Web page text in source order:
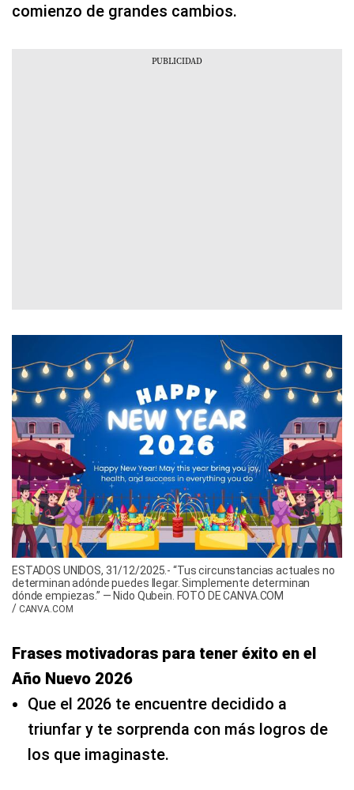
comienzo de grandes cambios.
ESTADOS UNIDOS, 31/12/2025.- “Tus circunstancias actuales no
determinan adónde puedes llegar. Simplemente determinan
dónde empiezas.” — Nido Qubein. FOTO DE CANVA.COM
/ CANVA.COM
Frases motivadoras para tener éxito en el
Año Nuevo 2026
Que el 2026 te encuentre decidido a
triunfar y te sorprenda con más logros de
los que imaginaste.